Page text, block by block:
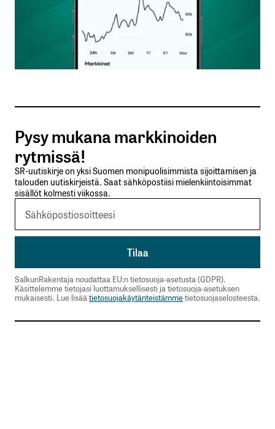
Nimesi tai nimimerkkisi
Sähköpostiosoitteesi
Tilaa SalkunRakentajan uutiskirje
Lähetä kommentti
Pysy mukana markkinoiden
rytmissä!
SR-uutiskirje on yksi Suomen monipuolisimmista sijoittamisen ja
talouden uutiskirjeistä. Saat sähköpostiisi mielenkiintoisimmat
sisällöt kolmesti viikossa.
SalkunRakentaja noudattaa EU:n tietosuoja-asetusta (GDPR).
Käsittelemme tietojasi luottamuksellisesti ja tietosuoja-asetuksen
mukaisesti. Lue lisää tietosuojakäytänteistämmetietosuojaselosteesta.